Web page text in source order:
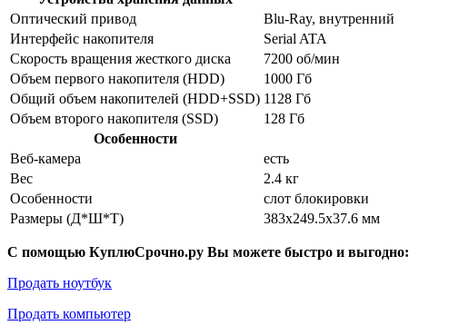
Оптический привод
Blu-Ray, внутренний
Интерфейс накопителя
Serial ATA
Скорость вращения жесткого диска
7200 об/мин
Объем первого накопителя (HDD)
1000 Гб
Общий объем накопителей (HDD+SSD) 1128 Гб
Объем второго накопителя (SSD)
128 Гб
Особенности
Веб-камера
есть
Вес
2.4 кг
Особенности
слот блокировки
Размеры (Д*Ш*Т)
383x249.5x37.6 мм
С помощью КуплюСрочно.ру Вы можете быстро и выгодно:
Продать ноутбук
Продать компьютер